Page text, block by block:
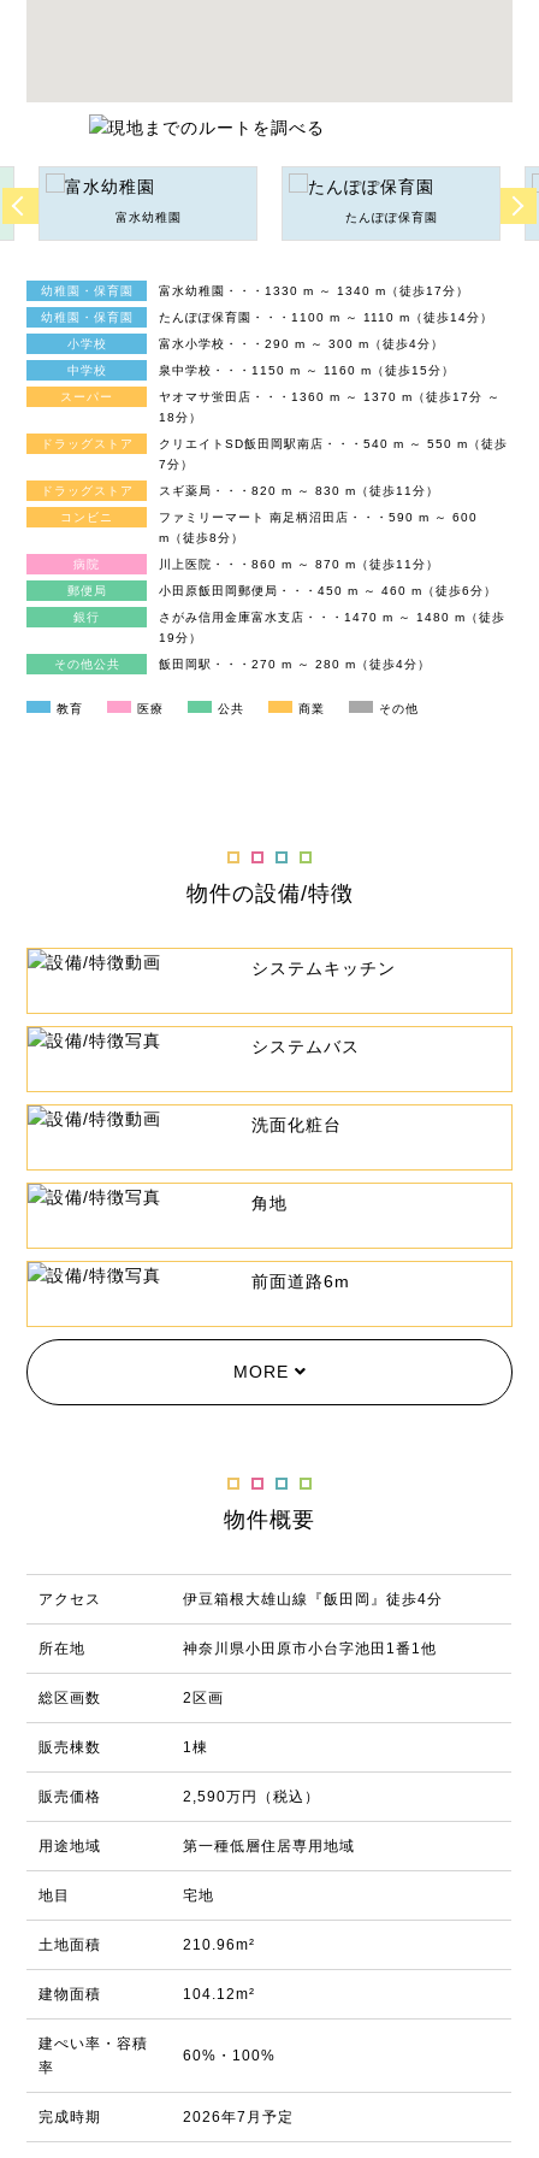
富水幼稚園 たんぽぽ保育園
幼稚園・保育園
富水幼稚園・・・1330 m ～ 1340 m（徒歩17分）
幼稚園・保育園
たんぽぽ保育園・・・1100 m ～ 1110 m（徒歩14分）
小学校
富水小学校・・・290 m ～ 300 m（徒歩4分）
中学校
泉中学校・・・1150 m ～ 1160 m（徒歩15分）
スーパー
ヤオマサ蛍田店・・・1360 m ～ 1370 m（徒歩17分 ～
18分）
ドラッグストア
クリエイトSD飯田岡駅南店・・・540 m ～ 550 m（徒歩
7分）
ドラッグストア
スギ薬局・・・820 m ～ 830 m（徒歩11分）
コンビニ
ファミリーマート 南足柄沼田店・・・590 m ～ 600
m（徒歩8分）
病院
川上医院・・・860 m ～ 870 m（徒歩11分）
郵便局
小田原飯田岡郵便局・・・450 m ～ 460 m（徒歩6分）
銀行
さがみ信用金庫富水支店・・・1470 m ～ 1480 m（徒歩
19分）
その他公共
飯田岡駅・・・270 m ～ 280 m（徒歩4分）
教育 医療 公共 商業 その他
物件の設備/特徴
システムキッチン
システムバス
洗面化粧台
角地
前面道路6m
MORE
物件概要
アクセス 伊豆箱根大雄山線『飯田岡』徒歩4分
所在地 神奈川県小田原市小台字池田1番1他
総区画数 2区画
販売棟数 1棟
販売価格 2,590万円（税込）
用途地域 第一種低層住居専用地域
地目 宅地
土地面積 210.96m²
建物面積 104.12m²
建ぺい率・容積
率
60%・100%
完成時期 2026年7月予定